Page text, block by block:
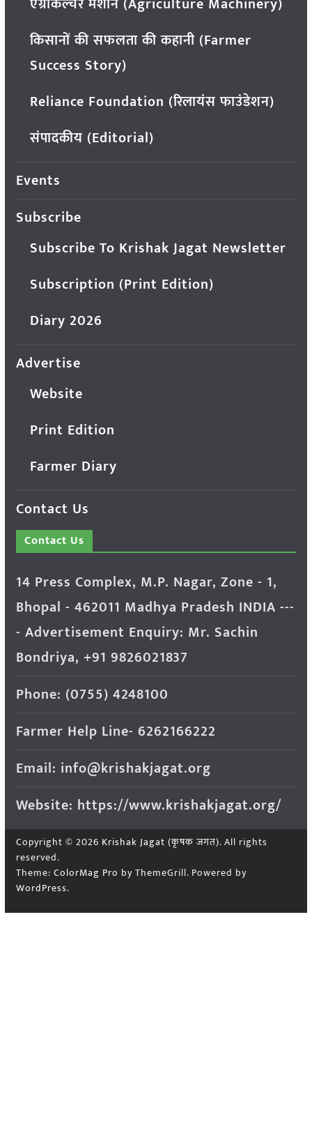
किसानों की सफलता की कहानी (Farmer
Success Story)
Reliance Foundation (रिलायंस फाउंडेशन)
संपादकीय (Editorial)
Events
Subscribe
Subscribe To Krishak Jagat Newsletter
Subscription (Print Edition)
Diary 2026
Advertise
Website
Print Edition
Farmer Diary
Contact Us
Contact Us
14 Press Complex, M.P. Nagar, Zone - 1,
Bhopal - 462011 Madhya Pradesh INDIA ---
- Advertisement Enquiry: Mr. Sachin
Bondriya, +91 9826021837
Phone: (0755) 4248100
Farmer Help Line- 6262166222
Email: info@krishakjagat.org
Website: https://www.krishakjagat.org/
Copyright © 2026 Krishak Jagat (कृषक जगत). All rights
reserved.
Theme: ColorMag Pro by ThemeGrill. Powered by
WordPress.